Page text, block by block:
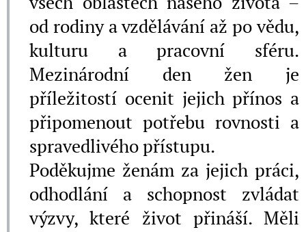
od rodiny a vzdělávání až po vědu,
kulturu a pracovní sféru.
Mezinárodní den žen je
příležitostí ocenit jejich přínos a
připomenout potřebu rovnosti a
spravedlivého přístupu.
Poděkujme ženám za jejich práci,
odhodlání a schopnost zvládat
výzvy, které život přináší. Měli